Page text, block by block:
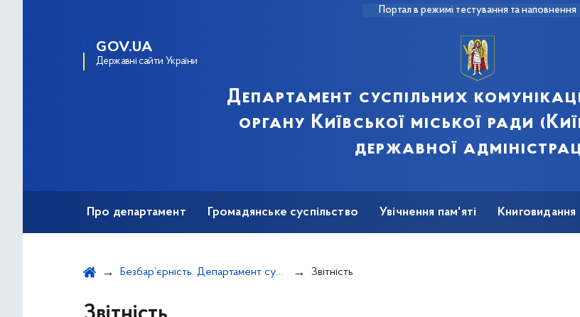
Портал в режимі тестування та наповнення
GOV.UA
Державні сайти України
Департамент суспільних
органу Київської міської ради
державної
Про департамент Громадянське суспільство Увічнення пам'яті Книговидання
Безбар’єрність. Департамент суспільних комунікацій Звітність